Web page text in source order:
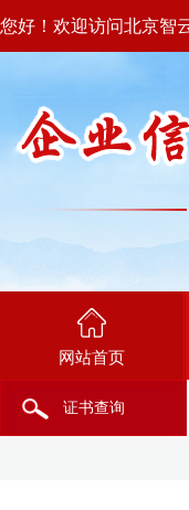
您好！欢迎访问北京智
网站首页
证书查询